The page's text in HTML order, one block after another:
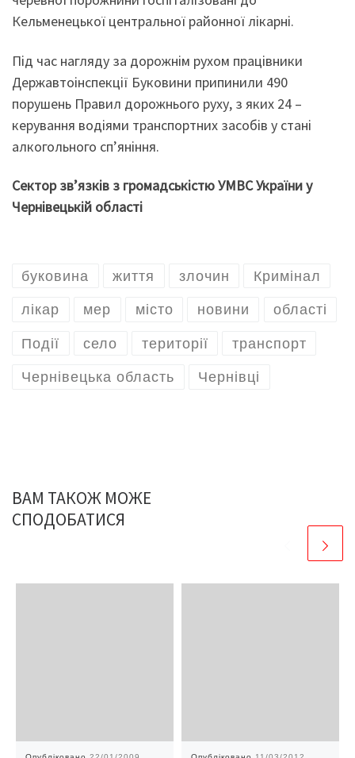
Кельменецької центральної районної лікарні.
Під час нагляду за дорожнім рухом працівники
Державтоінспекції Буковини припинили 490
порушень Правил дорожнього руху, з яких 24 –
керування водіями транспортних засобів у стані
алкогольного сп’яніння.
Сектор зв’язків з громадськістю УМВС України у
Чернівецькій області
буковина життя злочин Кримінал
лікар мер місто новини області
Події селo території транспорт
Чернівецька область Чернівці
ВАМ ТАКОЖ МОЖЕ
СПОДОБАТИСЯ